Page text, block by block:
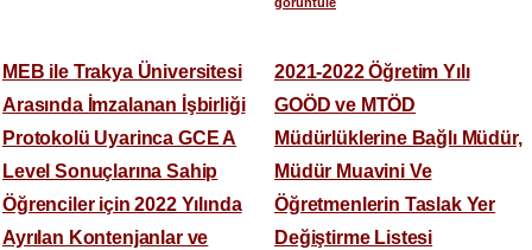
MEB ile Trakya Üniversitesi
Arasında İmzalanan İşbirliği
Protokolü Uyarinca GCE A
Level Sonuçlarına Sahip
Öğrenciler için 2022 Yılında
Ayrılan Kontenjanlar ve
2021-2022 Öğretim Yılı
GOÖD ve MTÖD
Müdürlüklerine Bağlı Müdür,
Müdür Muavini Ve
Öğretmenlerin Taslak Yer
Değiştirme Listesi